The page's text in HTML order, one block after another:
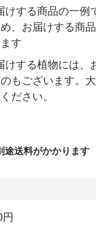
けする商品の一例
、お届けする商
す
けする植物には、
もございます。
ださい。
途送料がかかります